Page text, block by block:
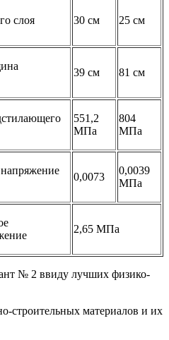
слоя 30 см 25 см
39 см 81 см
551,2
МПа
804
МПа
0,0073
0,0039
МПа
2,65 МПа
№ 2 ввиду лучших физико-
строительных материалов и их